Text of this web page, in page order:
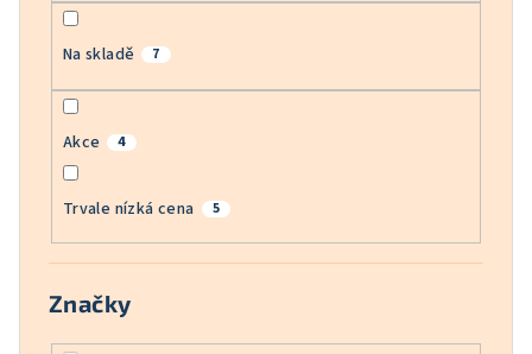
Na skladě 7
Akce 4
Trvale nízká cena 5
Značky